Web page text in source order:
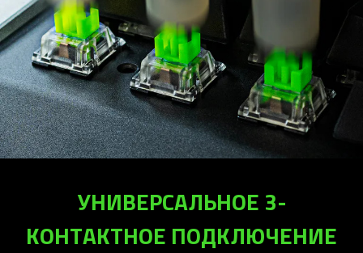
УНИВЕРСАЛЬНОЕ 3-
КОНТАКТНОЕ ПОДКЛЮЧЕНИЕ